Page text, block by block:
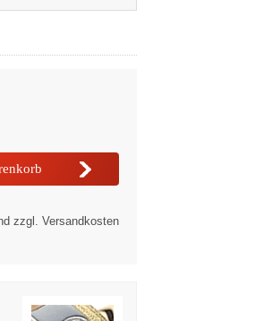
zzgl. Versandkosten